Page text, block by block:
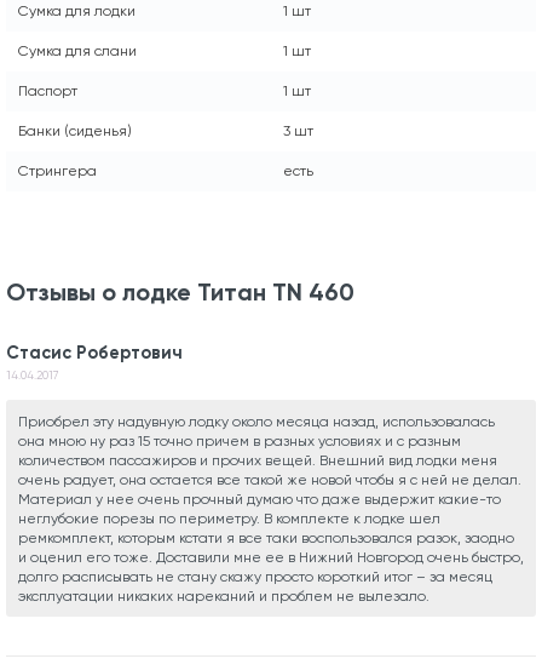
Сумка для лодки 1 шт
Сумка для слани 1 шт
Паспорт 1 шт
Банки (сиденья) 3 шт
Стрингера есть
Отзывы о лодке Титан TN 460
Стасис Робертович
14.04.2017
Приобрел эту надувную лодку около месяца назад, использовалась
она мною ну раз 15 точно причем в разных условиях и с разным
количеством пассажиров и прочих вещей. Внешний вид лодки меня
очень радует, она остается все такой же новой чтобы я с ней не делал.
Материал у нее очень прочный думаю что даже выдержит какие-то
неглубокие порезы по периметру. В комплекте к лодке шел
ремкомплект, которым кстати я все таки воспользовался разок, заодно
и оценил его тоже. Доставили мне ее в Нижний Новгород очень быстро,
долго расписывать не стану скажу просто короткий итог – за месяц
эксплуатации никаких нареканий и проблем не вылезало.